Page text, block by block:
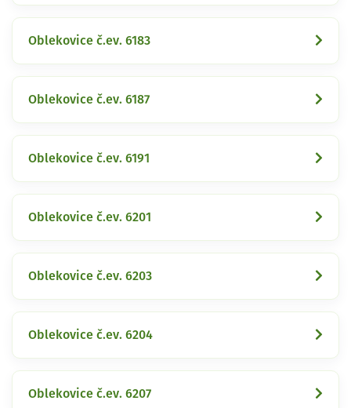
Oblekovice č.ev. 6183
Oblekovice č.ev. 6187
Oblekovice č.ev. 6191
Oblekovice č.ev. 6201
Oblekovice č.ev. 6203
Oblekovice č.ev. 6204
Oblekovice č.ev. 6207